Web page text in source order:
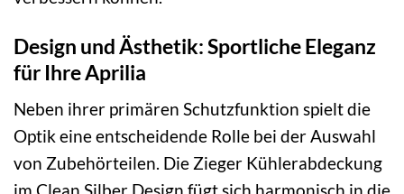
Design und Ästhetik: Sportliche Eleganz
für Ihre Aprilia
Neben ihrer primären Schutzfunktion spielt die
Optik eine entscheidende Rolle bei der Auswahl
von Zubehörteilen. Die Zieger Kühlerabdeckung